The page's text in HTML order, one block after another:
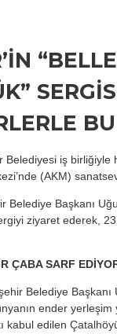
iş birliğiyle
(AKM)
Belediye Başkanı
ziyaret ederek,
ÇABA SARF
Belediye Başkanı
ender
kabul edilen